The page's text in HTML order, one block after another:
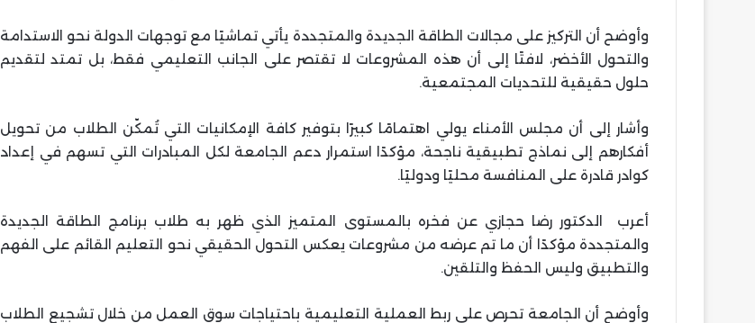
وأوضح أن التركيز على مجالات الطاقة الجديدة والمتجددة يأتي تماشيًا مع توجهات الدولة نحو الاستدامة
والتحول الأخضر، لافتًا إلى أن هذه المشروعات لا تقتصر على الجانب التعليمي فقط، بل تمتد لتقديم
حلول حقيقية للتحديات المجتمعية.
وأشار إلى أن مجلس الأمناء يولي اهتمامًا كبيرًا بتوفير كافة الإمكانيات التي تُمكّن الطلاب من تحويل
أفكارهم إلى نماذج تطبيقية ناجحة، مؤكدًا استمرار دعم الجامعة لكل المبادرات التي تسهم في إعداد
كوادر قادرة على المنافسة محليًا ودوليًا.
أعرب الدكتور رضا حجازي عن فخره بالمستوى المتميز الذي ظهر به طلاب برنامج الطاقة الجديدة
والمتجددة مؤكدًا أن ما تم عرضه من مشروعات يعكس التحول الحقيقي نحو التعليم القائم على الفهم
والتطبيق وليس الحفظ والتلقين.
وأوضح أن الجامعة تحرص على ربط العملية التعليمية باحتياجات سوق العمل من خلال تشجيع الطلاب